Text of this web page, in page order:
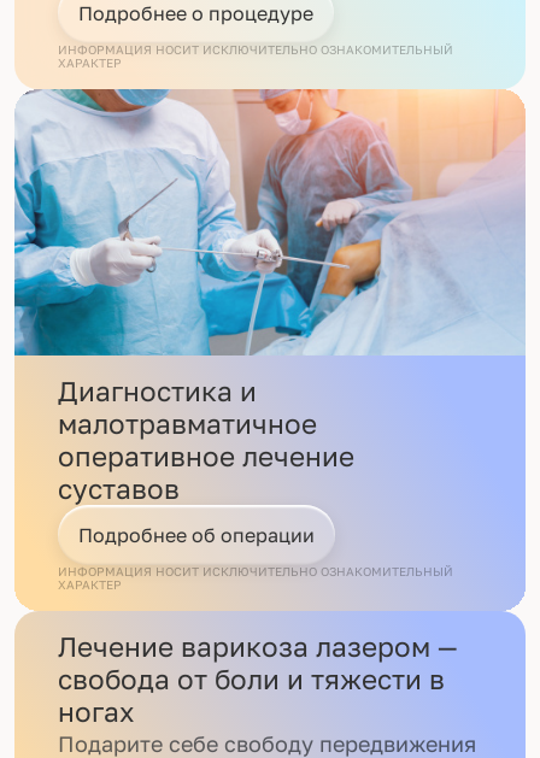
Подробнее о процедуре
ИНФОРМАЦИЯ НОСИТ ИСКЛЮЧИТЕЛЬНО ОЗНАКОМИТЕЛЬНЫЙ
ХАРАКТЕР
Диагностика и
малотравматичное
оперативное лечение
суставов
Подробнее об операции
ИНФОРМАЦИЯ НОСИТ ИСКЛЮЧИТЕЛЬНО ОЗНАКОМИТЕЛЬНЫЙ
ХАРАКТЕР
Лечение варикоза лазером —
свобода от боли и тяжести в
ногах
Подарите себе свободу передвижения